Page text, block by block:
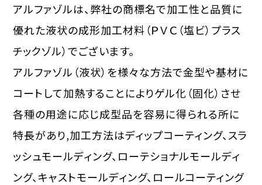
アルファゾルは、弊社の商標名で加工性と品質に
優れた液状の成形加工材料（ＰＶＣ（塩ビ）プラス
チックゾル）でございます。
アルファゾル（液状）を様々な方法で金型や基材に
コートして加熱することによりゲル化（固化）させ
各種の用途に応じ成型品を容易に得られる所に
特長があり,加工方法はディップコーティング、スラ
ッシュモールディング、ローテショナルモールディ
ング、キャストモールディング、ロールコーティング